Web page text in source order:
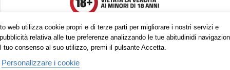
web utilizza cookie propri e di terze parti per migliorare i nostri servizi e
relativa alle tue preferenze analizzando le tue abitudinidi
tuo consenso al suo utilizzo, premi il pulsante Accetta.
Personalizzare i cookie